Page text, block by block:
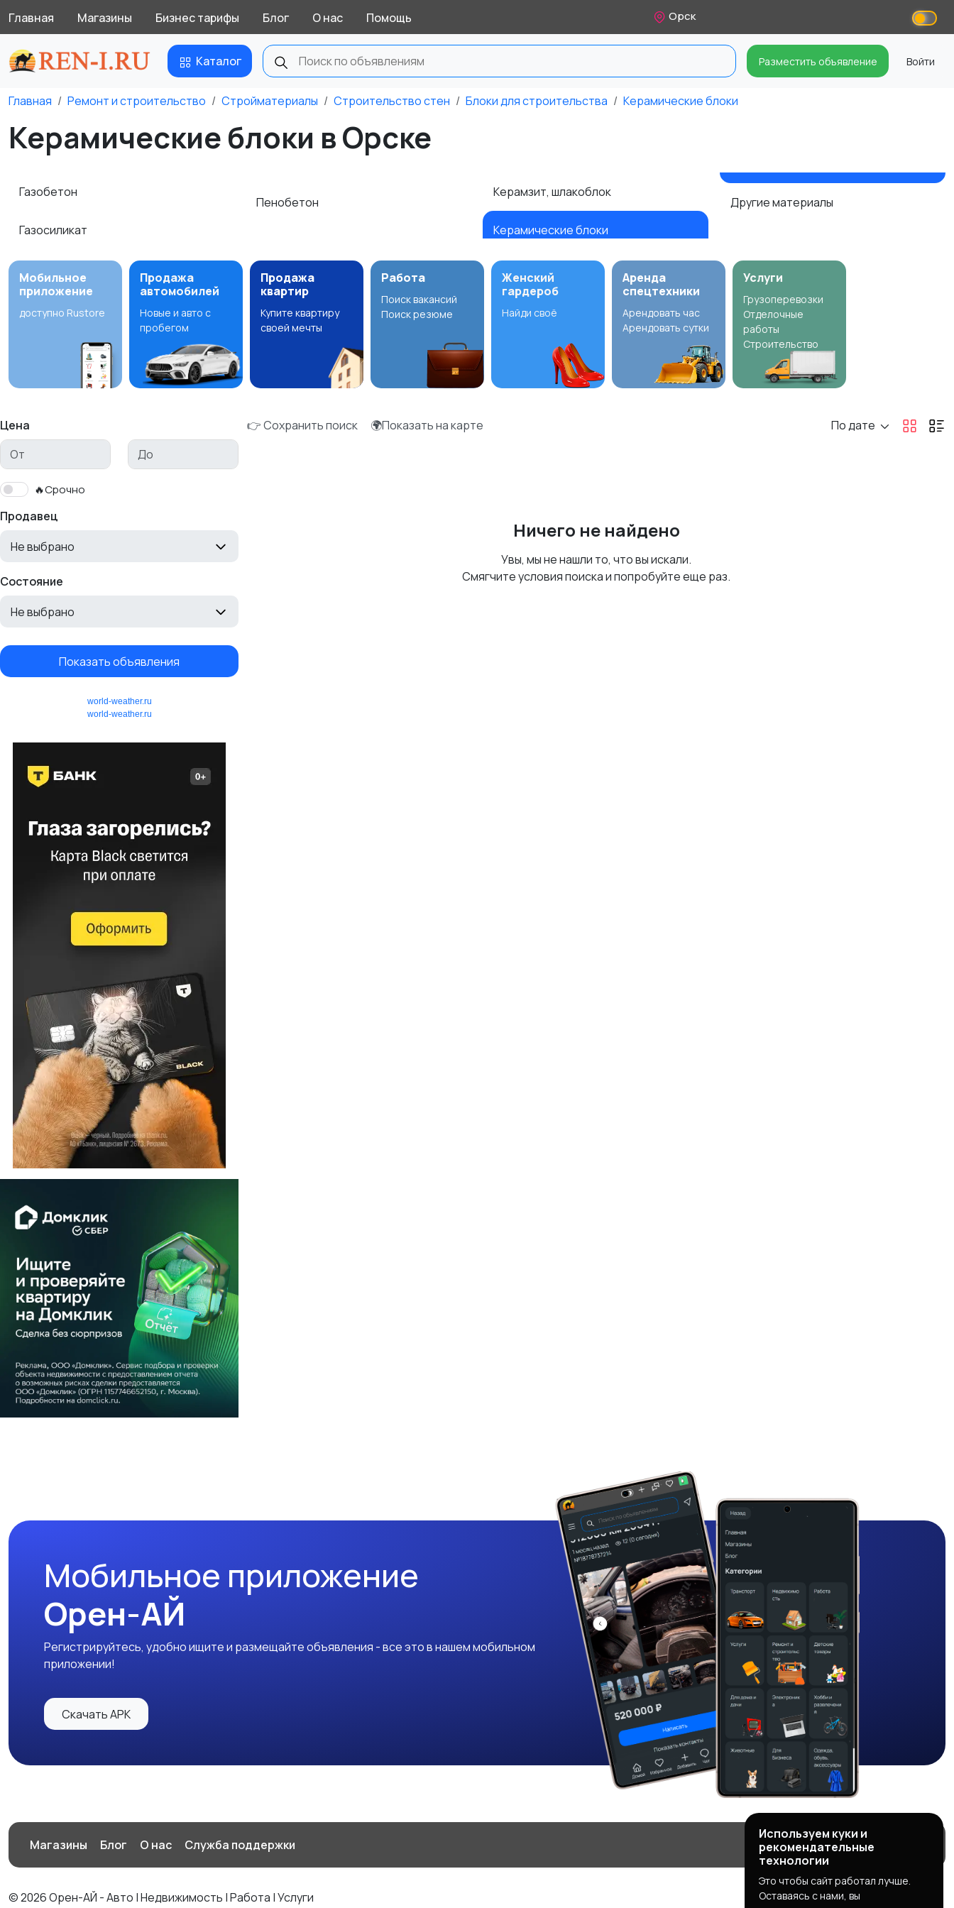
Главная Магазины Бизнес тарифы Блог О нас Помощь Орск
Каталог Разместить объявление Войти
Главная Ремонт и строительство Стройматериалы Строительство стен Блоки для строительства Керамические блоки
Керамические блоки в Орске
Газобетон
Газосиликат
Пенобетон
Керамзит, шлакоблок
Керамические блоки
Другие материалы
Мобильное
приложение
доступно Rustore
Продажа
автомобилей
Новые и авто с
пробегом
Продажа
квартир
Купите квартиру
своей мечты
Работа
Поиск вакансий
Поиск резюме
Женский
гардероб
Найди своё
Аренда
спецтехники
Арендовать час
Арендовать сутки
Услуги
Грузоперевозки
Отделочные
работы
Строительство
Цена
🔥Срочно
Продавец
Не выбрано
Состояние
Не выбрано
Показать объявления
world-weather.ru
world-weather.ru
👉 Сохранить поиск 🌍Показать на карте По дате
Ничего не найдено
Увы, мы не нашли то, что вы искали.
Смягчите условия поиска и попробуйте еще раз.
Мобильное приложение
Орен-АЙ
Регистрируйтесь, удобно ищите и размещайте объявления - все это в нашем мобильном
приложении!
Скачать APK
Магазины Блог О нас Служба поддержки
© 2026 Орен-АЙ - Авто | Недвижимость | Работа | Услуги
Используем куки и
рекомендательные
технологии
Это чтобы сайт работал лучше.
Оставаясь с нами, вы